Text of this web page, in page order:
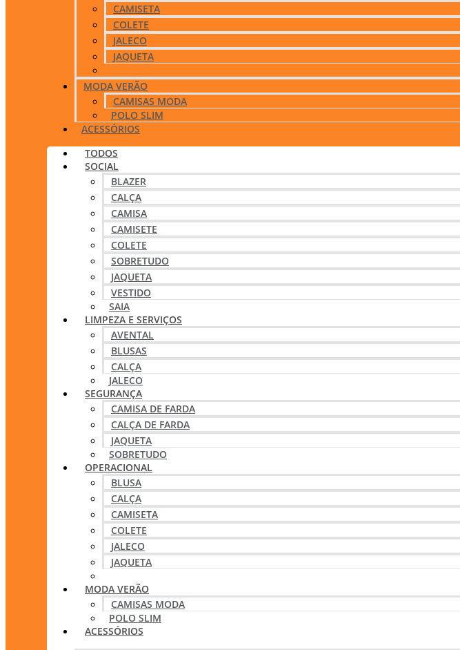
CAMISETA
COLETE
JALECO
JAQUETA
MODA VERÃO
CAMISAS MODA
POLO SLIM
ACESSÓRIOS
TODOS
SOCIAL
BLAZER
CALÇA
CAMISA
CAMISETE
COLETE
SOBRETUDO
JAQUETA
VESTIDO
SAIA
LIMPEZA E SERVIÇOS
AVENTAL
BLUSAS
CALÇA
JALECO
SEGURANÇA
CAMISA DE FARDA
CALÇA DE FARDA
JAQUETA
SOBRETUDO
OPERACIONAL
BLUSA
CALÇA
CAMISETA
COLETE
JALECO
JAQUETA
MODA VERÃO
CAMISAS MODA
POLO SLIM
ACESSÓRIOS